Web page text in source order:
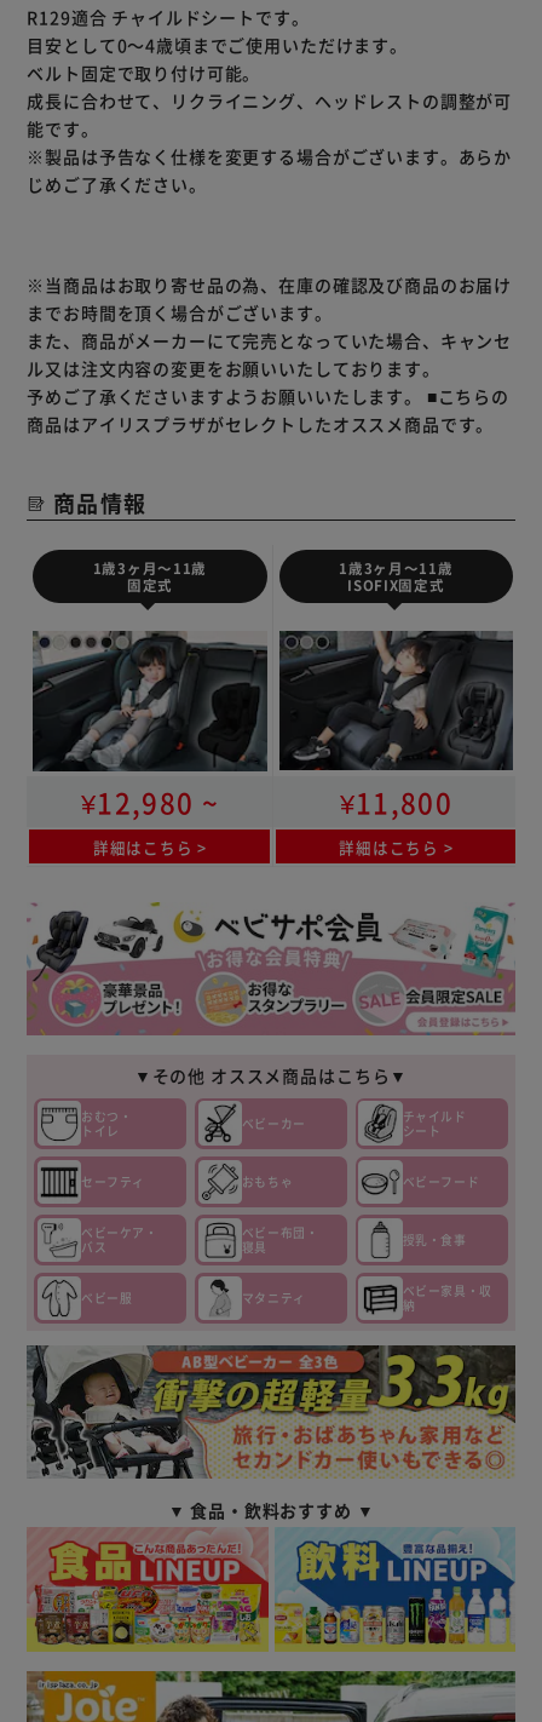
R129適合 チャイルドシートです。
目安として0～4歳頃までご使用いただけます。
ベルト固定で取り付け可能。
成長に合わせて、リクライニング、ヘッドレストの調整が可
能です。
※製品は予告なく仕様を変更する場合がございます。あらか
じめご了承ください。
※当商品はお取り寄せ品の為、在庫の確認及び商品のお届け
までお時間を頂く場合がございます。
また、商品がメーカーにて完売となっていた場合、キャンセ
ル又は注文内容の変更をお願いいたしております。
予めご了承くださいますようお願いいたします。 ■こちらの
商品はアイリスプラザがセレクトしたオススメ商品です。
商品情報
1歳3ヶ月～11歳
固定式
1歳3ヶ月～11歳
ISOFIX固定式
¥12,980 ~ ¥11,800
詳細はこちら 詳細はこちら
▼その他 オススメ商品はこちら▼
おむつ・
トイレ
ベビーカー
チャイルド
シート
セーフティ おもちゃ ベビーフード
ベビーケア・
バス
ベビー布団・
寝具
授乳・食事
ベビー服 マタニティ
ベビー家具・収
納
▼ 食品・飲料おすすめ ▼